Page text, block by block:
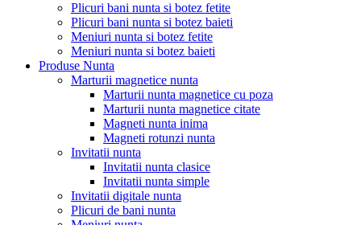
Plicuri bani nunta si botez fetite
Plicuri bani nunta si botez baieti
Meniuri nunta si botez fetite
Meniuri nunta si botez baieti
Produse Nunta
Marturii magnetice nunta
Marturii nunta magnetice cu poza
Marturii nunta magnetice citate
Magneti nunta inima
Magneti rotunzi nunta
Invitatii nunta
Invitatii nunta clasice
Invitatii nunta simple
Invitatii digitale nunta
Plicuri de bani nunta